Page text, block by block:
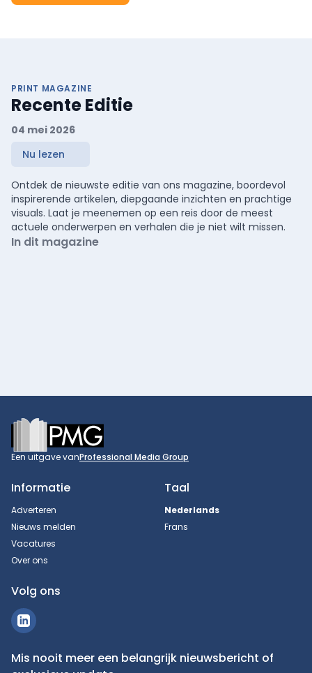
PRINT MAGAZINE
Recente Editie
04 mei 2026
Nu lezen
Ontdek de nieuwste editie van ons magazine, boordevol
inspirerende artikelen, diepgaande inzichten en prachtige
visuals. Laat je meenemen op een reis door de meest
actuele onderwerpen en verhalen die je niet wilt missen.
In dit magazine
Footer
Een uitgave vanProfessional Media Group
Informatie
Adverteren
Nieuws melden
Vacatures
Over ons
Taal
Nederlands
Frans
Volg ons
Mis nooit meer een belangrijk nieuwsbericht of